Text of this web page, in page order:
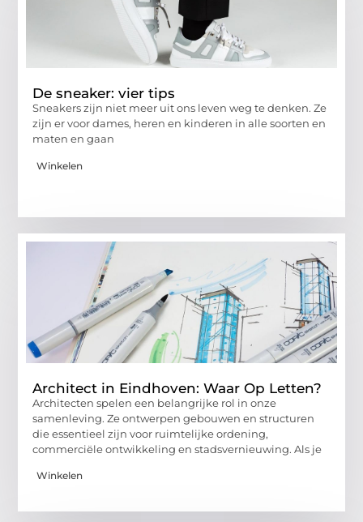
De sneaker: vier tips
Sneakers zijn niet meer uit ons leven weg te denken. Ze
zijn er voor dames, heren en kinderen in alle soorten en
maten en gaan
Winkelen
Architect in Eindhoven: Waar Op Letten?
Architecten spelen een belangrijke rol in onze
samenleving. Ze ontwerpen gebouwen en structuren
die essentieel zijn voor ruimtelijke ordening,
commerciële ontwikkeling en stadsvernieuwing. Als je
Winkelen